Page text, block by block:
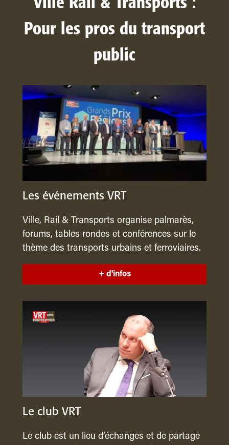
Pour les pros du transport
public
Les événements VRT
Ville, Rail & Transports organise palmarès,
forums, tables rondes et conférences sur le
thème des transports urbains et ferroviaires.
+ d'infos
Le club VRT
Le club est un lieu d’échanges et de partage